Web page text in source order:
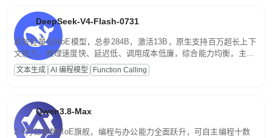
DeepSeek-V4-Flash-0731
高效轻量化MoE模型，总参284B，激活13B，原生支持百万超长上下
文能力。推理速度快、延迟低、调用成本低廉，综合能力均衡，主打
高并发、轻量化任务，适合日常对话、内容创作、基础 RAG、批量
文案处理等普惠刚需场景。
文本生成 AI 编程模型 Function Calling
Qwen3.8-Max
2.4万亿参数MoE旗舰，编程与办公能力全面跃升，可自主编程十数